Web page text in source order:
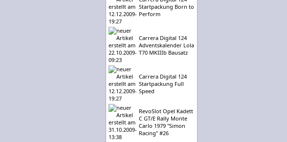
Startpackung Born to
Perform
Carrera Digital 124
Adventskalender Lola
T70 MKIIIb Bausatz
Carrera Digital 124
Startpackung Full
Speed
RevoSlot Opel Kadett
C GT/E Rally Monte
Carlo 1979 "Simon
Racing" #26